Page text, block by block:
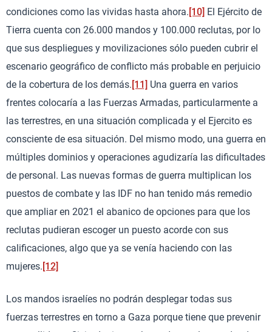
condiciones como las vividas hasta ahora. [10] El Ejército de
Tierra cuenta con 26.000 mandos y 100.000 reclutas, por lo
que sus despliegues y movilizaciones sólo pueden cubrir el
escenario geográfico de conflicto más probable en perjuicio
de la cobertura de los demás. [11] Una guerra en varios
frentes colocaría a las Fuerzas Armadas, particularmente a
las terrestres, en una situación complicada y el Ejercito es
consciente de esa situación. Del mismo modo, una guerra en
múltiples dominios y operaciones agudizaría las dificultades
de personal. Las nuevas formas de guerra multiplican los
puestos de combate y las IDF no han tenido más remedio
que ampliar en 2021 el abanico de opciones para que los
reclutas pudieran escoger un puesto acorde con sus
calificaciones, algo que ya se venía haciendo con las
mujeres. [12]
Los mandos israelíes no podrán desplegar todas sus
fuerzas terrestres en torno a Gaza porque tiene que prevenir